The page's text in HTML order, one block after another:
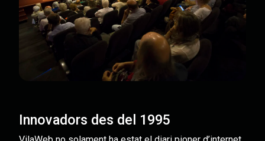
Innovadors des del 1995